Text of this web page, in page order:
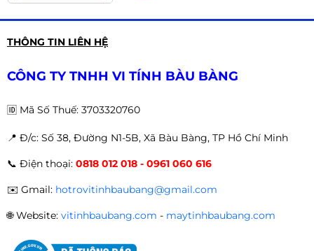
1.550.000đ
FHD/VA/100Hz/1ms/Black) | SN
1.690.000đ
THÔNG TIN LIÊN HỆ
CÔNG TY TNHH VI TÍNH BÀU BÀNG
🆔 Mã Số Thuế: 3703320760
📍 Đ/c: Số 38, Đường N1-5B, Xã Bàu Bàng, TP Hồ Chí Minh
📞 Điện thoại: 0818 012 018 - 0961 060 616
✉️ Gmail: hotrovitinhbaubang@gmail.com
🌐Website: vitinhbaubang.com - maytinhbaubang.com